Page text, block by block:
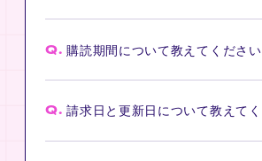
Q. 購読期間について教えてください
Q. 請求日と更新日について教えてく